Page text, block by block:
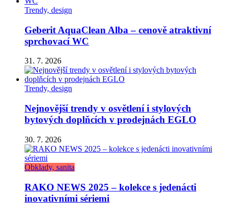
Trendy, design
Geberit AquaClean Alba – cenově atraktivní
sprchovací WC
31. 7. 2026
Trendy, design
Nejnovější trendy v osvětlení i stylových
bytových doplňcích v prodejnách EGLO
30. 7. 2026
Obklady, sanita
RAKO NEWS 2025 – kolekce s jedenácti
inovativními sériemi